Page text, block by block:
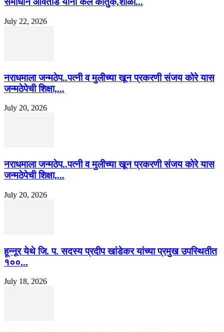
July 22, 2026
नराधमाला जन्मठेप..पत्नी व मुलीच्या खून प्रकरणी संजय कोरे यास
जन्मठेपेची शिक्षा,...
July 20, 2026
नराधमाला जन्मठेप..पत्नी व मुलीच्या खून प्रकरणी संजय कोरे यास
जन्मठेपेची शिक्षा,...
July 20, 2026
हून्नूर येथे जि. प. सदस्य प्रदीप खांडेकर यांच्या प्रमुख उपस्थितीत
१००...
July 18, 2026